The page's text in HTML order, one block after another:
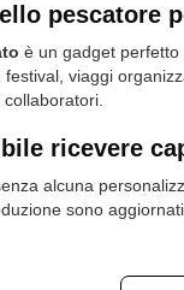
pescatore
è un gadget
viaggi
ricevere
alcuna
sono